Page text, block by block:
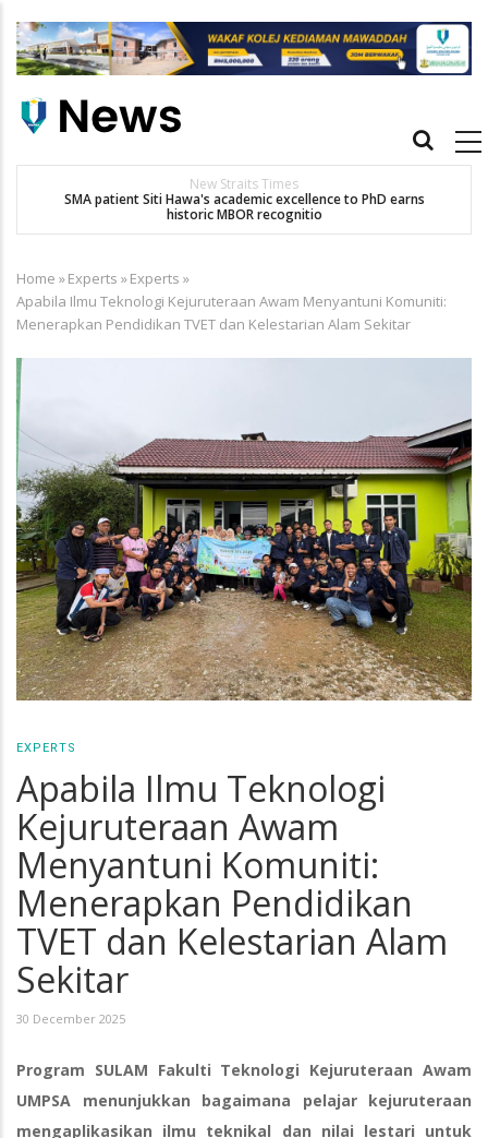
main
Main
New Straits Times
SMA patient Siti Hawa's academic excellence to PhD earns
historic MBOR recognitio
Breadcrumb
Home »Experts »Experts »
Apabila Ilmu Teknologi Kejuruteraan Awam Menyantuni Komuniti:
Menerapkan Pendidikan TVET dan Kelestarian Alam Sekitar
EXPERTS
Apabila Ilmu Teknologi
Kejuruteraan Awam
Menyantuni Komuniti:
Menerapkan Pendidikan
TVET dan Kelestarian Alam
Sekitar
30 December 2025
Program SULAM Fakulti Teknologi Kejuruteraan Awam
UMPSA menunjukkan bagaimana pelajar kejuruteraan
mengaplikasikan ilmu teknikal dan nilai lestari untuk